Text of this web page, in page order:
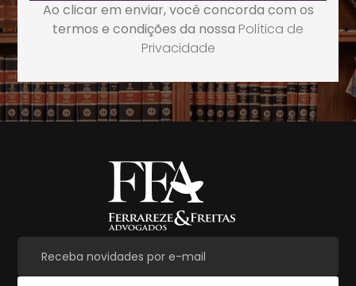
Ao clicar em enviar, você concorda com os
termos e condições da nossa Política de
Privacidade